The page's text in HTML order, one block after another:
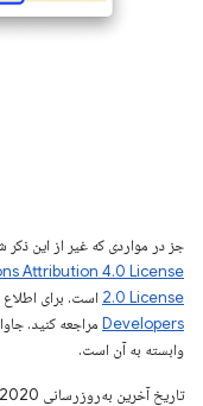
جز در مواردی که غیر از این
Attribution 4.0 License
2.0 License است. برای اطلاع
Developers‏
وابسته به آن است.
تاریخ آخرین به‌روزرسانی 2020-05-14 به‌وقت ساعت هماهنگ جهانی.